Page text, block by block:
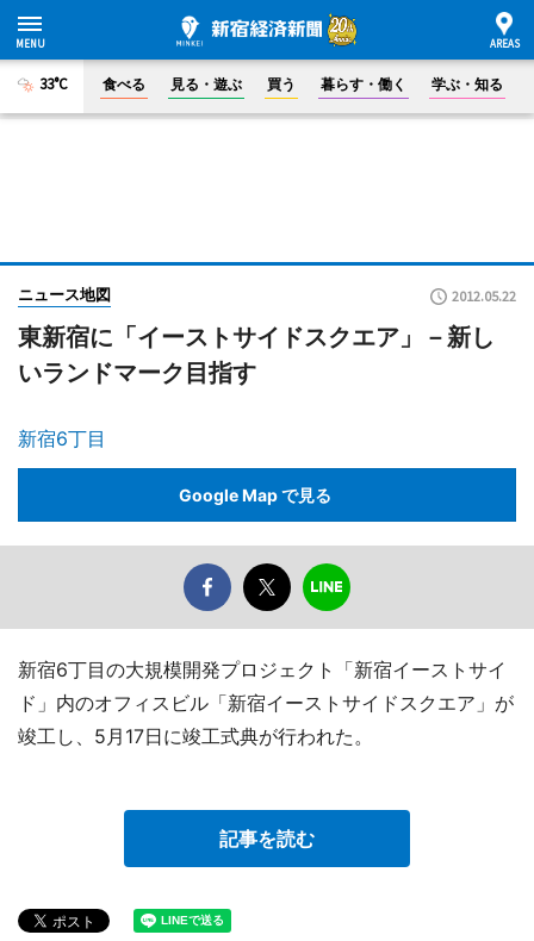
33°C 食べる 見る・遊ぶ 買う 暮らす・働く 学ぶ・知る
ニュース地図 2012.05.22
東新宿に「イーストサイドスクエア」－新し
いランドマーク目指す
新宿6丁目
Google Map で見る
新宿6丁目の大規模開発プロジェクト「新宿イーストサイ
ド」内のオフィスビル「新宿イーストサイドスクエア」が
竣工し、5月17日に竣工式典が行われた。
記事を読む